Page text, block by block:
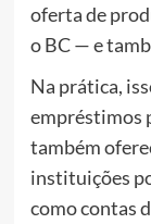
oferta de
o BC — e
Na prática,
empréstimos
também
instituições
como contas